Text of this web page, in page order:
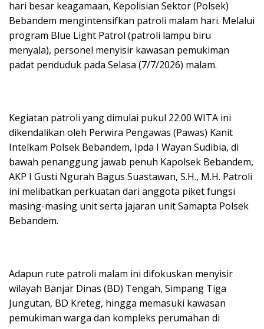
hari besar keagamaan, Kepolisian Sektor (Polsek)
Bebandem mengintensifkan patroli malam hari. Melalui
program Blue Light Patrol (patroli lampu biru
menyala), personel menyisir kawasan pemukiman
padat penduduk pada Selasa (7/7/2026) malam.
​Kegiatan patroli yang dimulai pukul 22.00 WITA ini
dikendalikan oleh Perwira Pengawas (Pawas) Kanit
Intelkam Polsek Bebandem, Ipda I Wayan Sudibia, di
bawah penanggung jawab penuh Kapolsek Bebandem,
AKP I Gusti Ngurah Bagus Suastawan, S.H., M.H. Patroli
ini melibatkan perkuatan dari anggota piket fungsi
masing-masing unit serta jajaran unit Samapta Polsek
Bebandem.
​Adapun rute patroli malam ini difokuskan menyisir
wilayah Banjar Dinas (BD) Tengah, Simpang Tiga
Jungutan, BD Kreteg, hingga memasuki kawasan
pemukiman warga dan kompleks perumahan di